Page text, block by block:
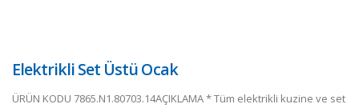
Elektrikli Set Üstü Ocak
ÜRÜN KODU 7865.N1.80703.14AÇIKLAMA * Tüm elektrikli kuzine ve set